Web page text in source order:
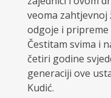
veoma
odgoje i pripreme
Čestitam svima i
četiri godine
generaciji ove
Kudić.